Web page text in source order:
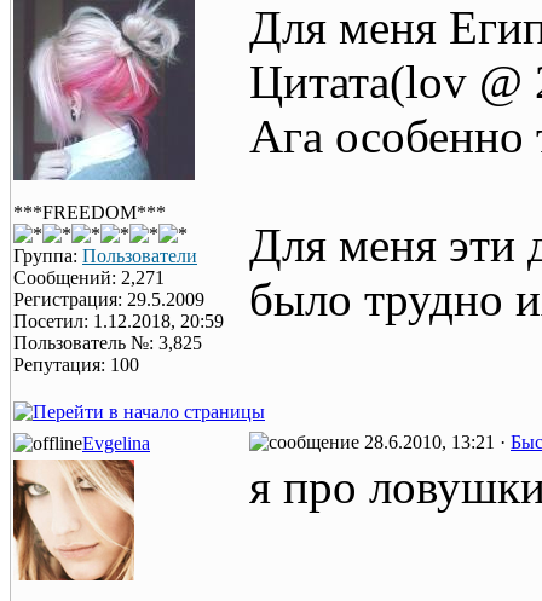
***FREEDOM***
Группа: Пользователи
Сообщений: 2,271
Регистрация: 29.5.2009
Посетил: 1.12.2018, 20:59
Пользователь №: 3,825
Репутация: 100
Для меня
Цитата(lov
Ага
Для меня эти
было трудно
Evgelina 28.6.2010, 13:21 ·
я про